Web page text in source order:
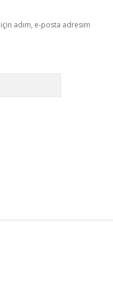
adım, e-posta adresim